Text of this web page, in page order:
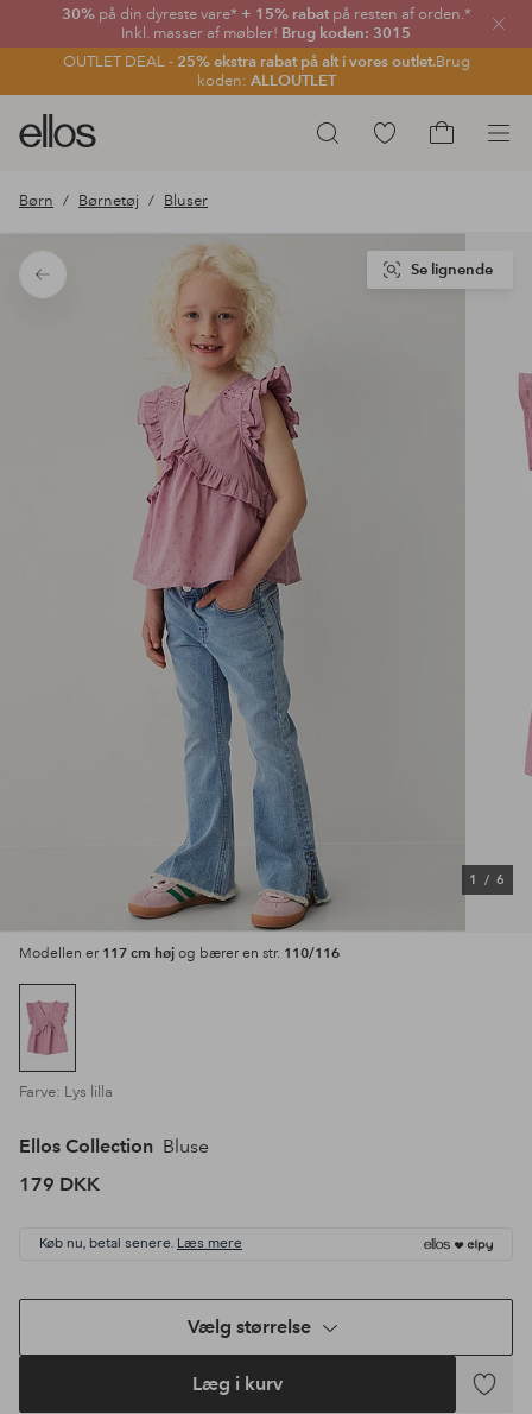
30% på din dyreste vare* + 15% rabatpå resten af orden.*
Inkl. masser af møbler! Brug koden: 3015
OUTLET DEAL - 25% ekstra rabat på alt i vores outlet.Brug
koden: ALLOUTLET
Luk
Søg
Ellos
logo
gå
forsiden
Gå
Børn Børnetøj Bluser
Tilbage
1 / 6
Se lignende
Modellen er 117 cm høj og bærer en str. 110/116
Farve: Lys lilla
Ellos Collection Bluse
179 DKK
Køb nu, betal senere. Læs mere
Vælg størrelse
Læg i kurv
Tilføj